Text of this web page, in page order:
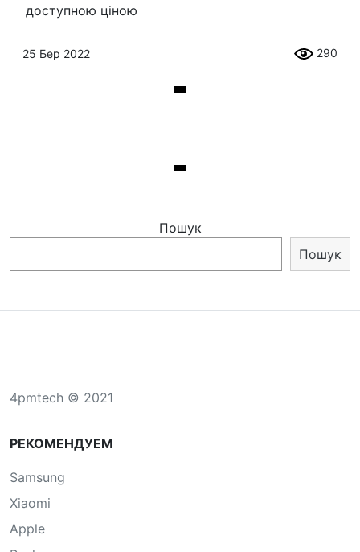
доступною ціною
25 Бер 2022 290
Пошук
Пошук
4pmtech © 2021
РЕКОМЕНДУЕМ
Samsung
Xiaomi
Apple